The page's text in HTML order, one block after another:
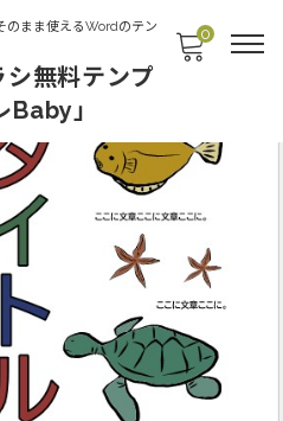
のまま使えるWordのテン
無料テンプ
Baby」
0